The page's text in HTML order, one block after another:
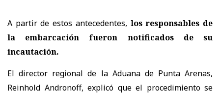
A partir de estos antecedentes, los responsables de
la embarcación fueron notificados de su
incautación.
El director regional de la Aduana de Punta Arenas,
Reinhold Andronoff, explicó que el procedimiento se